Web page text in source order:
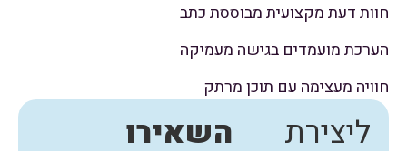
חוות דעת מקצועית מבוססת כתב
הערכת מועמדים בגישה מעמיקה
חוויה מעצימה עם תוכן מרתק
ליצירת השאירו